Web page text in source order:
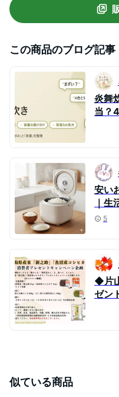
この商品のブログ記事
炎舞
当？
安い
｜生
5
◆片
ゼン
似ている商品